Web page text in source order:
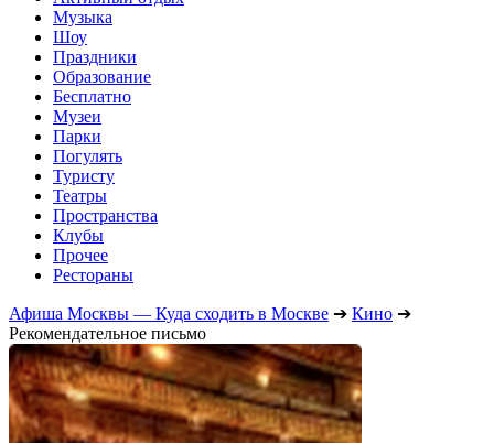
Музыка
Шоу
Праздники
Образование
Бесплатно
Музеи
Парки
Погулять
Туристу
Театры
Пространства
Клубы
Прочее
Рестораны
Афиша Москвы — Куда сходить в Москве ➔ Кино ➔
Рекомендательное письмо